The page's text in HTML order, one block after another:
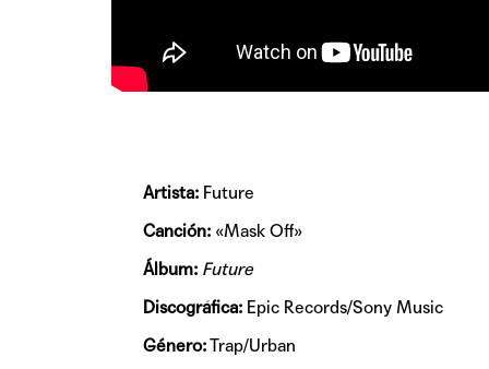
Artista:Future
Canción:«Mask Off»
Álbum: Future
Discográfica:Epic Records/Sony Music
Género:Trap/Urban